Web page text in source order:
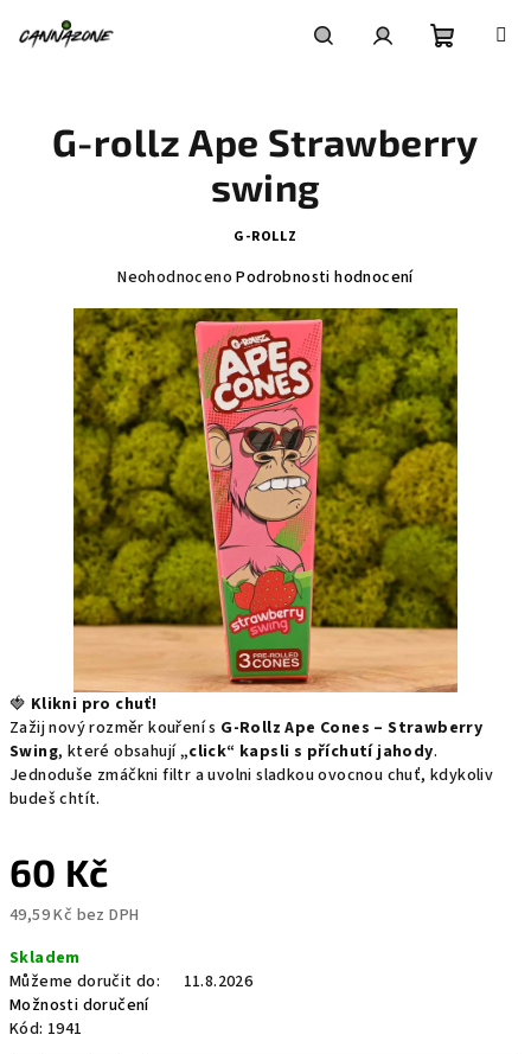
košík
🍓 Klikni pro chuť!
Zažij nový rozměr kouření s G-Rollz Ape Cones – Strawberry
Swing, které obsahují„click“ kapsli s příchutí jahody.
Jednoduše zmáčkni filtr a uvolni sladkou ovocnou chuť, kdykoliv
budeš chtít.
60 Kč
49,59 Kč bez DPH
cena:
Skladem
Můžeme doručit do:
11.8.2026
Možnosti doručení
Kód: 1941
G-rollz Ape Strawberry
swing
G-ROLLZ
produktu
hvězdiček.
Neohodnoceno Podrobnosti hodnocení